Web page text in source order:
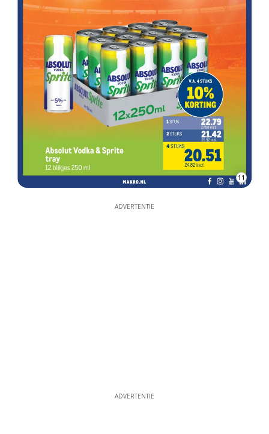
11
ADVERTENTIE
ADVERTENTIE